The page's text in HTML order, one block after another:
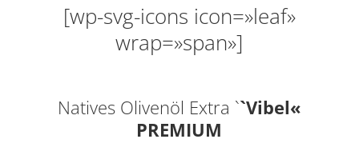
[wp-svg-icons icon=»leaf»
wrap=»span»]
Natives Olivenöl Extra ``Vibel«
PREMIUM